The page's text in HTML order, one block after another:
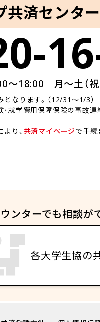
共済センター
～18:00 月～土（祝
なります。（12/31～1/3）
･就学費用保障保険の事故連
り、共済マイページで手続
ンターでも相談が
各大学生協の